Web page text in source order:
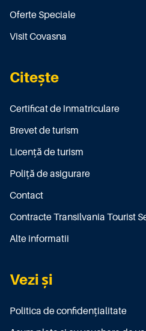
Oferte Speciale
Visit Covasna
Citește
Certificat de înmatriculare
Brevet de turism
Licenţă de turism
Poliţă de asigurare
Contact
Contracte Transilvania Tourist
Alte informatii
Vezi și
Politica de confidențialitate